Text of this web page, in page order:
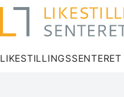
LIKESTILLINGSSENTERET